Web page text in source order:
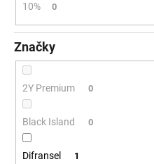
10% 0
Značky
2Y Premium 0
Black Island 0
Difransel 1
m
e